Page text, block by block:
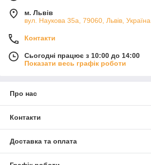
м. Львів
вул. Наукова 35а, 79060, Львів, Україна
Контакти
Сьогодні працює з 10:00 до 14:00
Показати весь графік роботи
Про нас
Контакти
Доставка та оплата